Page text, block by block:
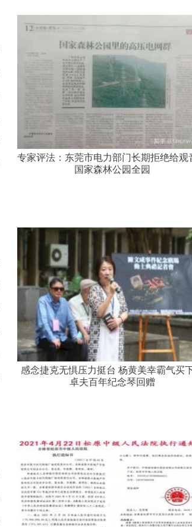
专家评法：东莞市电力部门长期拒绝给观
国家森林公园全园
感念捷克无惧压力挺台 杨黄美幸霸气买
卓夫百年纪念琴回赠